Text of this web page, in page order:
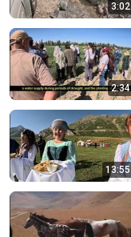
3:02
2:34
13:55